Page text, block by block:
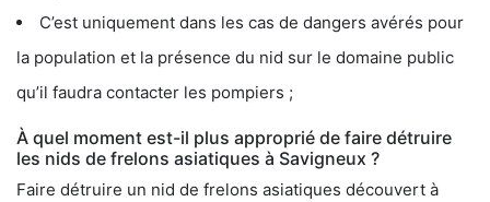
C’est uniquement dans les cas de dangers avérés pour
la population et la présence du nid sur le domaine public
qu’il faudra contacter les pompiers ;
À quel moment est-il plus approprié de faire détruire
les nids de frelons asiatiques à Savigneux ?
Faire détruire un nid de frelons asiatiques découvert à